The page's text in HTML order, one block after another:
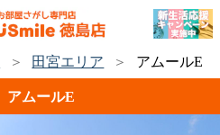
田宮エリア アムールE
アムールE